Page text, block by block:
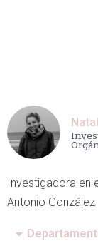
Investigadora en
Antonio González